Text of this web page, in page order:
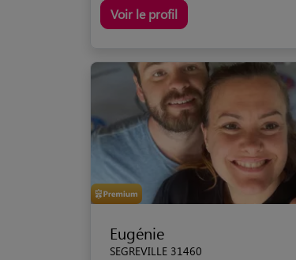
Voir le profil
Eugénie
SEGREVILLE 31460